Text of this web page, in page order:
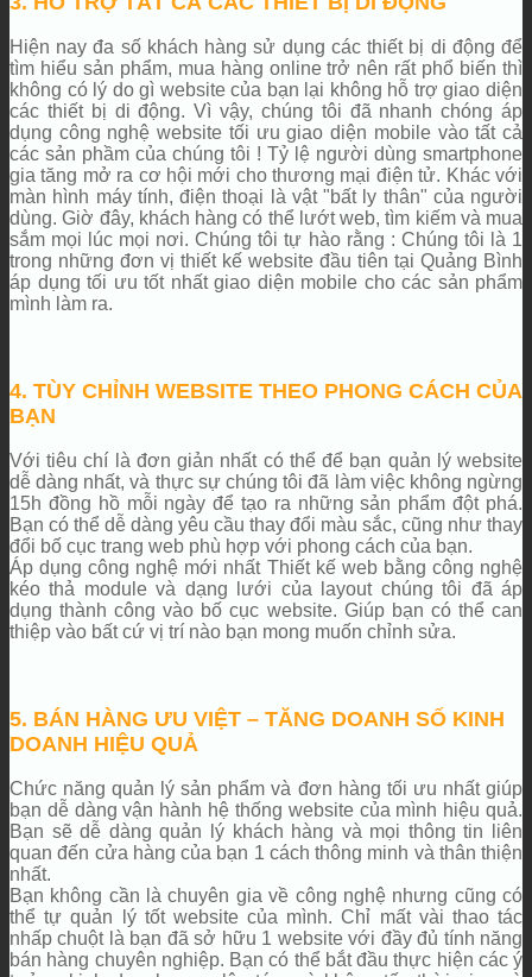
Hiện nay đa số khách hàng sử dụng các thiết bị di động để
tìm hiểu sản phẩm, mua hàng online trở nên rất phổ biến thì
không có lý do gì website của bạn lại không hỗ trợ giao diện
các thiết bị di động. Vì vậy, chúng tôi đã nhanh chóng áp
dụng công nghệ website tối ưu giao diện mobile vào tất cả
các sản phầm của chúng tôi ! Tỷ lệ người dùng smartphone
gia tăng mở ra cơ hội mới cho thương mại điện tử. Khác với
màn hình máy tính, điện thoại là vật "bất ly thân" của người
dùng. Giờ đây, khách hàng có thể lướt web, tìm kiếm và mua
sắm mọi lúc mọi nơi. Chúng tôi tự hào rằng : Chúng tôi là 1
trong những đơn vị thiết kế website đầu tiên tại Quảng Bình
áp dụng tối ưu tốt nhất giao diện mobile cho các sản phẩm
mình làm ra.
4. TÙY CHỈNH WEBSITE THEO PHONG CÁCH CỦA
BẠN
Với tiêu chí là đơn giản nhất có thể để bạn quản lý website
dễ dàng nhất, và thực sự chúng tôi đã làm việc không ngừng
15h đồng hồ mỗi ngày để tạo ra những sản phẩm đột phá.
Bạn có thể dễ dàng yêu cầu thay đổi màu sắc, cũng như thay
đổi bố cục trang web phù hợp với phong cách của bạn.
Áp dụng công nghệ mới nhất Thiết kế web bằng công nghệ
kéo thả module và dạng lưới của layout chúng tôi đã áp
dụng thành công vào bố cục website. Giúp bạn có thể can
thiệp vào bất cứ vị trí nào bạn mong muốn chỉnh sửa.
5. BÁN HÀNG ƯU VIỆT – TĂNG DOANH SỐ KINH
DOANH HIỆU QUẢ
Chức năng quản lý sản phẩm và đơn hàng tối ưu nhất giúp
bạn dễ dàng vận hành hệ thống website của mình hiệu quả.
Bạn sẽ dễ dàng quản lý khách hàng và mọi thông tin liên
quan đến cửa hàng của bạn 1 cách thông minh và thân thiện
nhất.
Bạn không cần là chuyên gia về công nghệ nhưng cũng có
thể tự quản lý tốt website của mình. Chỉ mất vài thao tác
nhấp chuột là bạn đã sở hữu 1 website với đầy đủ tính năng
bán hàng chuyên nghiệp. Bạn có thể bắt đầu thực hiện các ý